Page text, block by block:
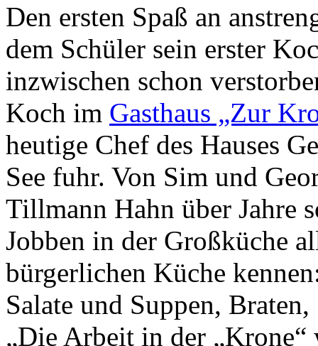
Gute Küche fällt
auch auf.
Unzählige Interviews,
Veröffentlichungen in Print- und
Internetmedien zeigen das große
Interesse an anspruchsvoller Küche.
Geheimnisse, die
keine sind.
Für Liebhaber der einfachen und
regionalen Küche. Nachkochbar, aber
immer mit der besonderen Note.
Den ersten Spaß an
dem Schüler sein erster
inzwischen schon
Koch im Gasthaus „Zur
heutige Chef des Hauses
See fuhr. Von Sim und
Tillmann Hahn über Jahre
Jobben in der Großküche
bürgerlichen Küche
Salate und Suppen,
„Die Arbeit in der